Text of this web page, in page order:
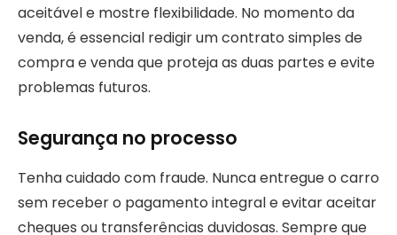
aceitável e mostre flexibilidade. No momento da
venda, é essencial redigir um contrato simples de
compra e venda que proteja as duas partes e evite
problemas futuros.
Segurança no processo
Tenha cuidado com fraude. Nunca entregue o carro
sem receber o pagamento integral e evitar aceitar
cheques ou transferências duvidosas. Sempre que